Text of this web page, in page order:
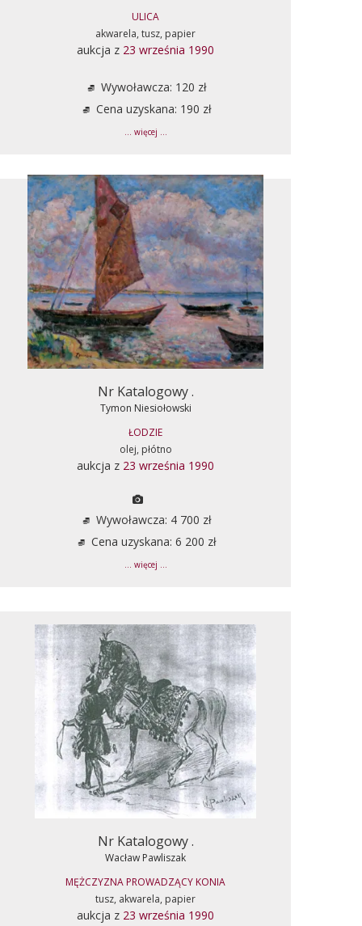
ULICA
akwarela, tusz, papier
aukcja z 23 września 1990
Wywoławcza: 120 zł
Cena uzyskana: 190 zł
... więcej ...
Nr Katalogowy .
Tymon Niesiołowski
ŁODZIE
olej, płótno
aukcja z 23 września 1990
Wywoławcza: 4 700 zł
Cena uzyskana: 6 200 zł
... więcej ...
Nr Katalogowy .
Wacław Pawliszak
MĘŻCZYZNA PROWADZĄCY KONIA
tusz, akwarela, papier
aukcja z 23 września 1990